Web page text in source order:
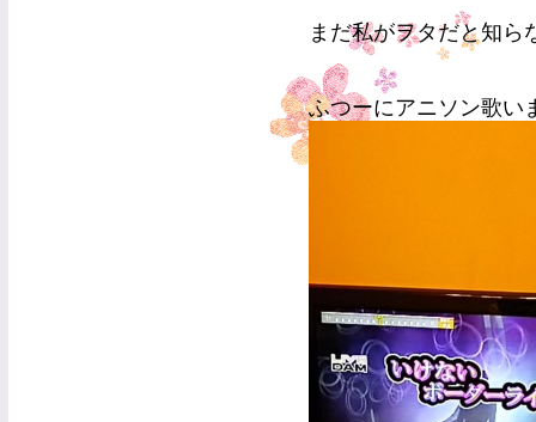
まだ私がヲタだと知
ふつーにアニソン歌い